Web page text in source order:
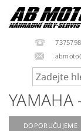
YAMAHA
DOPORUČUJEME